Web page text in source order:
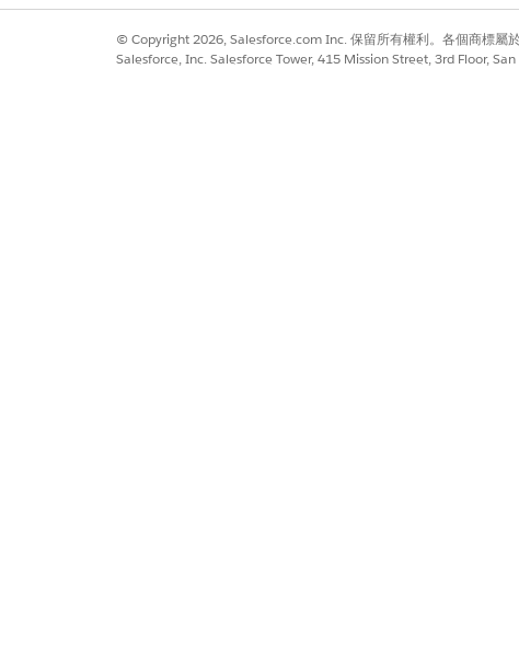
© Copyright 2026, Salesforce.com Inc. 保留所有權利。各個商標屬於
Salesforce, Inc. Salesforce Tower, 415 Mission Street, 3rd Floor,